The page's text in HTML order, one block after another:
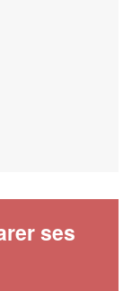
ses